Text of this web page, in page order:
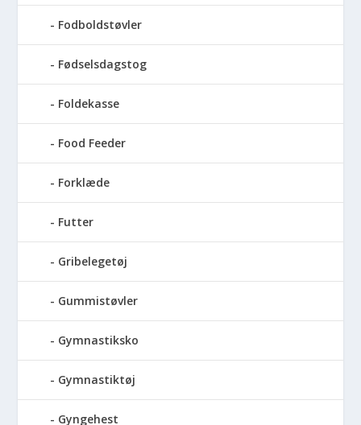
Fodboldstøvler
Fødselsdagstog
Foldekasse
Food Feeder
Forklæde
Futter
Gribelegetøj
Gummistøvler
Gymnastiksko
Gymnastiktøj
Gyngehest